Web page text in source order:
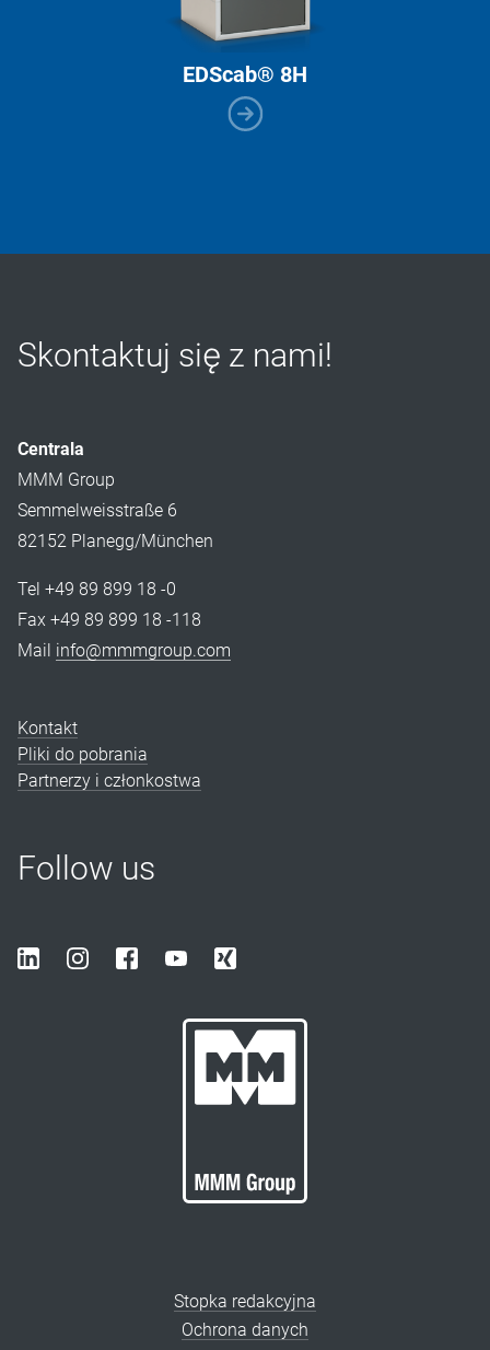
EDScab® 8H
Skontaktuj się z nami!
Centrala
MMM Group
Semmelweisstraße 6
82152 Planegg/München
Tel +49 89 899 18 -0
Fax +49 89 899 18 -118
Mail info@mmmgroup.com
Kontakt
Pliki do pobrania
Partnerzy i członkostwa
Follow us
Stopka redakcyjna
Ochrona danych